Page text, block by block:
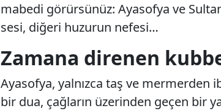
mabedi görürsünüz: Ayasofya ve
sesi, diğeri huzurun nefesi…
Zamana direnen
Ayasofya, yalnızca taş ve mermerden
bir dua, çağların üzerinden geçen bir